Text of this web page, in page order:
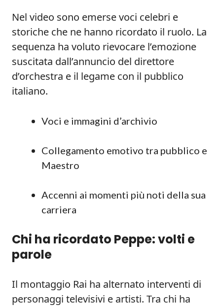
Nel video sono emerse voci celebri e
storiche che ne hanno ricordato il ruolo. La
sequenza ha voluto rievocare l’emozione
suscitata dall’annuncio del direttore
d’orchestra e il legame con il pubblico
italiano.
Voci e immagini d’archivio
Collegamento emotivo tra pubblico e
Maestro
Accenni ai momenti più noti della sua
carriera
Chi ha ricordato Peppe: volti e
parole
Il montaggio Rai ha alternato interventi di
personaggi televisivi e artisti. Tra chi ha